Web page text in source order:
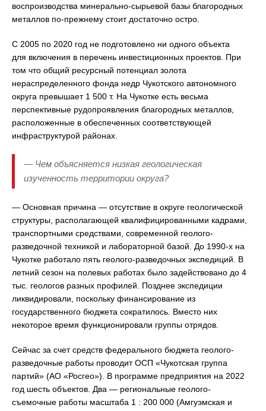
воспроизводства минерально-сырьевой базы благородных
металлов по-прежнему стоит достаточно остро.
С 2005 по 2020 год не подготовлено ни одного объекта
для включения в перечень инвестиционных проектов. При
том что общий ресурсный потенциал золота
нераспределенного фонда недр Чукотского автономного
округа превышает 1 500 т. На Чукотке есть весьма
перспективные рудопроявления благородных металлов,
расположенные в обеспеченных соответствующей
инфраструктурой районах.
— Чем объясняется низкая геологическая
изученность территории округа?
— Основная причина — отсутствие в округе геологической
структуры, располагающей квалифицированными кадрами,
транспортными средствами, современной геолого-
разведочной техникой и лабораторной базой. До 1990-х на
Чукотке работало пять геолого-разведочных экспедиций. В
летний сезон на полевых работах было задействовано до 4
тыс. геологов разных профилей. Позднее экспедиции
ликвидировали, поскольку финансирование из
государственного бюджета сократилось. Вместо них
некоторое время функционировали группы отрядов.
Сейчас за счет средств федерального бюджета геолого-
разведочные работы проводит ОСП «Чукотская группа
партий» (АО «Росгео»). В программе предприятия на 2022
год шесть объектов. Два — региональные геолого-
съемочные работы масштаба 1 : 200 000 (Амгуэмская и